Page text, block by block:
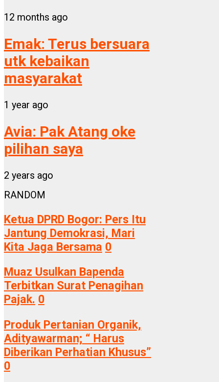
12 months ago
Emak: Terus bersuara
utk kebaikan
masyarakat
1 year ago
Avia: Pak Atang oke
pilihan saya
2 years ago
RANDOM
Ketua DPRD Bogor: Pers Itu
Jantung Demokrasi, Mari
Kita Jaga Bersama 0
Muaz Usulkan Bapenda
Terbitkan Surat Penagihan
Pajak. 0
Produk Pertanian Organik,
Adityawarman; “ Harus
Diberikan Perhatian Khusus”
0